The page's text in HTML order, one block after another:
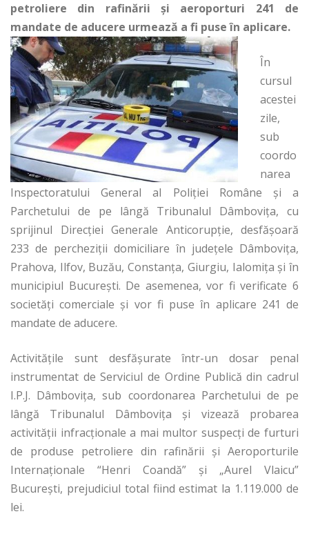
petroliere din rafinării și aeroporturi 241 de
mandate de aducere urmează a fi puse în aplicare.
În
cursul
acestei
zile,
sub
coordo
narea
Inspectoratului General al Poliției Române și a
Parchetului de pe lângă Tribunalul Dâmbovița, cu
sprijinul Direcției Generale Anticorupție, desfășoară
233 de percheziții domiciliare în județele Dâmbovița,
Prahova, Ilfov, Buzău, Constanța, Giurgiu, Ialomița și în
municipiul București. De asemenea, vor fi verificate 6
societăți comerciale și vor fi puse în aplicare 241 de
mandate de aducere.
Activitățile sunt desfășurate într-un dosar penal
instrumentat de Serviciul de Ordine Publică din cadrul
I.P.J. Dâmbovița, sub coordonarea Parchetului de pe
lângă Tribunalul Dâmbovița și vizează probarea
activității infracționale a mai multor suspecți de furturi
de produse petroliere din rafinării și Aeroporturile
Internaționale “Henri Coandă” și „Aurel Vlaicu”
București, prejudiciul total fiind estimat la 1.119.000 de
lei.